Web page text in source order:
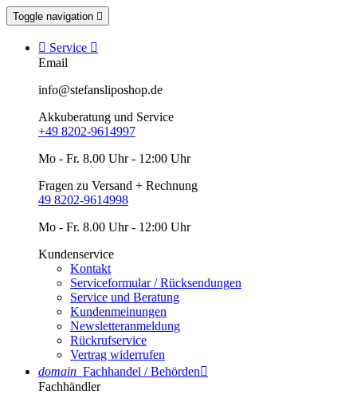
Toggle navigation 
 Service 
Email
info@stefansliposhop.de
Akkuberatung und Service
+49 8202-9614997
Mo - Fr. 8.00 Uhr - 12:00 Uhr
Fragen zu Versand + Rechnung
49 8202-9614998
Mo - Fr. 8.00 Uhr - 12:00 Uhr
Kundenservice
Kontakt
Serviceformular / Rücksendungen
Service und Beratung
Kundenmeinungen
Newsletteranmeldung
Rückrufservice
Vertrag widerrufen
domain Fachhandel / Behörden
Fachhändler